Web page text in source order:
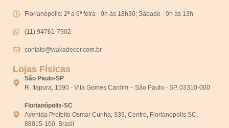
Florianópolis: 2ª a 6ª feira - 9h às 18h30; Sábado - 9h às 13h
(11) 94761-7902
contato@wakadecor.com.br
Lojas Físicas
São Paulo-SP
R. Itapura, 1590 - Vila Gomes Cardim – São Paulo - SP, 03310-000
Florianópolis-SC
Avenida Prefeito Osmar Cunha, 339, Centro, Florianópolis SC,
88015-100, Brasil